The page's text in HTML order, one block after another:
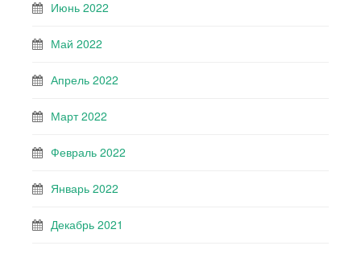
Июнь 2022
Май 2022
Апрель 2022
Март 2022
Февраль 2022
Январь 2022
Декабрь 2021